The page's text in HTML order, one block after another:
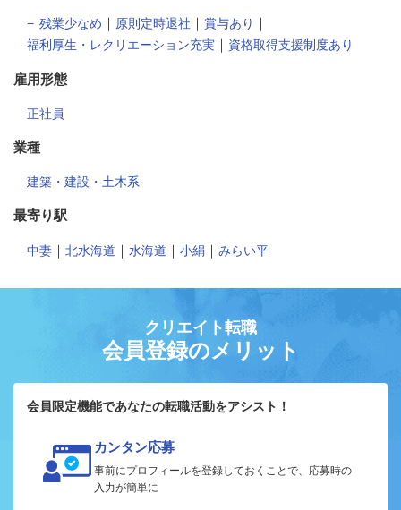
残業少なめ ｜ 原則定時退社 ｜ 賞与あり ｜
福利厚生・レクリエーション充実 ｜ 資格取得支援制度あり
雇用形態
正社員
業種
建築・建設・土木系
最寄り駅
中妻 ｜ 北水海道 ｜ 水海道 ｜ 小絹 ｜ みらい平
クリエイト転職
会員登録のメリット
会員限定機能であなたの転職活動をアシスト！
カンタン応募
事前にプロフィールを登録しておくことで、応募時の
入力が簡単に